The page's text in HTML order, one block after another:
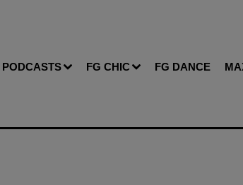
PODCASTS FG CHIC FG DANCE